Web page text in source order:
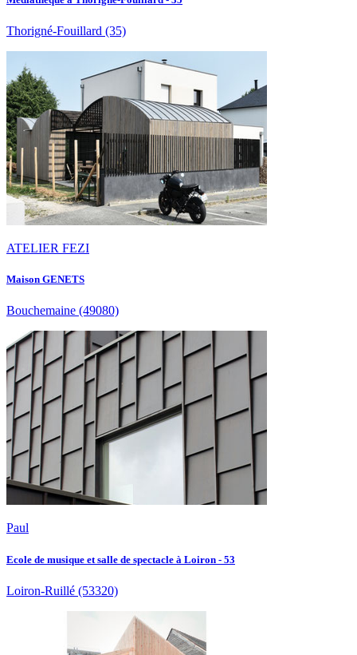
Thorigné-Fouillard (35)
ATELIER FEZI
Maison GENETS
Bouchemaine (49080)
Paul
Ecole de musique et salle de spectacle à Loiron - 53
Loiron-Ruillé (53320)